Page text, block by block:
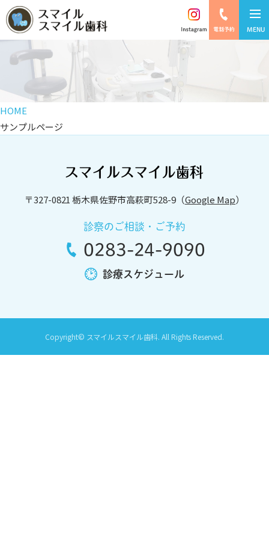
MENU
HOME
サンプルページ
〒327-0821 栃木県佐野市高萩町528-9（Google Map）
診察のご相談・ご予約
0283-24-9090
診療スケジュール
Copyright© スマイルスマイル歯科. All Rights Reserved.